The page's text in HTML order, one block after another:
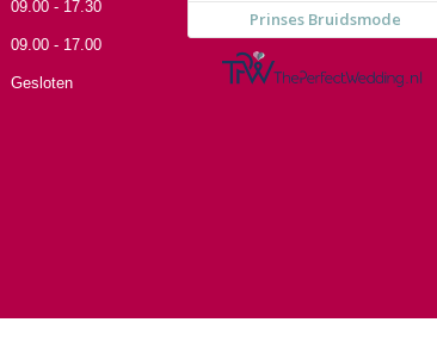
09.00 - 17.30
09.00 - 17.00
Gesloten